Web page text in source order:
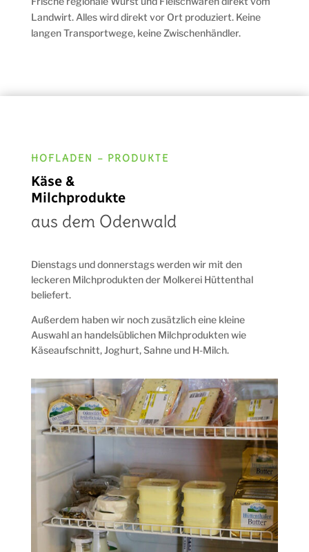
Landwirt. Alles wird direkt vor Ort produziert. Keine
langen Transportwege, keine Zwischenhändler.
HOFLADEN – PRODUKTE
Käse &
Milchprodukte
aus dem Odenwald
Dienstags und donnerstags werden wir mit den
leckeren Milchprodukten der Molkerei Hüttenthal
beliefert.
Außerdem haben wir noch zusätzlich eine kleine
Auswahl an handelsüblichen Milchprodukten wie
Käseaufschnitt, Joghurt, Sahne und H-Milch.